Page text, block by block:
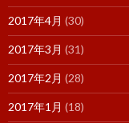
2017年4月 (30)
2017年3月 (31)
2017年2月 (28)
2017年1月 (18)